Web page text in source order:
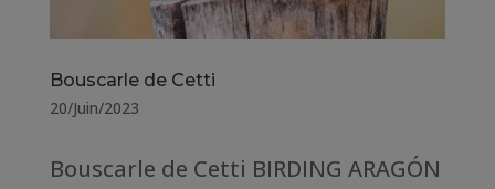
Bouscarle de Cetti
20/Juin/2023
Bouscarle de Cetti BIRDING ARAGÓN